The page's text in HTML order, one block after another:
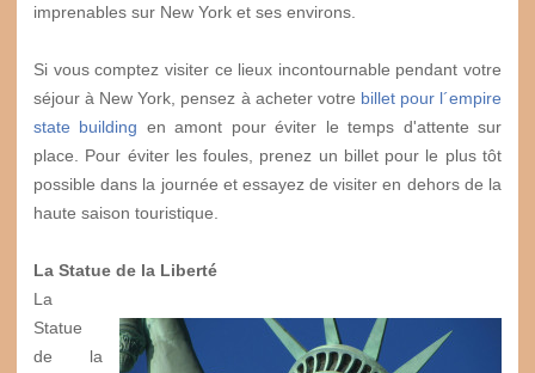
imprenables sur New York et ses environs.
Si vous comptez visiter ce lieux incontournable pendant votre
séjour à New York, pensez à acheter votre billet pour l´empire
state building en amont pour éviter le temps d'attente sur
place. Pour éviter les foules, prenez un billet pour le plus tôt
possible dans la journée et essayez de visiter en dehors de la
haute saison touristique.
La Statue de la Liberté
La
Statue
de la